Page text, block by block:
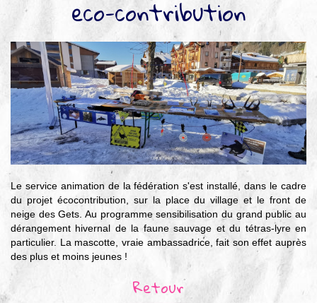
pour l’environnement
▼
Je veux devenir chasseur
▼
Je suis chasseur
▼
Je valide mon permis
eco-contribution
Le service animation de la fédération s'est installé, dans le cadre
du projet écocontribution, sur la place du village et le front de
neige des Gets. Au programme sensibilisation du grand public au
dérangement hivernal de la faune sauvage et du tétras-lyre en
particulier. La mascotte, vraie ambassadrice, fait son effet auprès
des plus et moins jeunes !
Retour